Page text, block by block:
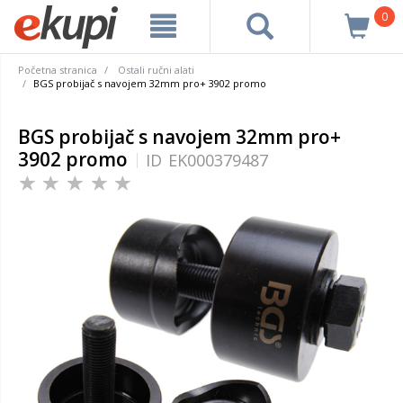
0
Početna stranica
Ostali ručni alati
BGS probijač s navojem 32mm pro+ 3902 promo
BGS probijač s navojem 32mm pro+
3902 promo
ID EK000379487